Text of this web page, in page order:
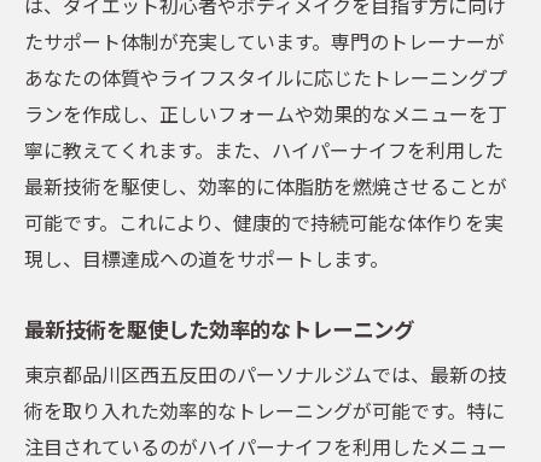
たサポート体制が充実しています。専門のトレーナーが
あなたの体質やライフスタイルに応じたトレーニングプ
ランを作成し、正しいフォームや効果的なメニューを丁
寧に教えてくれます。また、ハイパーナイフを利用した
最新技術を駆使し、効率的に体脂肪を燃焼させることが
可能です。これにより、健康的で持続可能な体作りを実
現し、目標達成への道をサポートします。
最新技術を駆使した効率的なトレーニング
東京都品川区西五反田のパーソナルジムでは、最新の技
術を取り入れた効率的なトレーニングが可能です。特に
注目されているのがハイパーナイフを利用したメニュー